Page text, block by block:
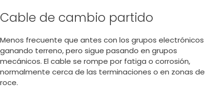
Cable de cambio partido
Menos frecuente que antes con los grupos electrónicos
ganando terreno, pero sigue pasando en grupos
mecánicos. El cable se rompe por fatiga o corrosión,
normalmente cerca de las terminaciones o en zonas de
roce.